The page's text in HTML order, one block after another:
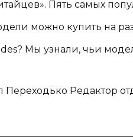
Пять самых
можно купить на
Мы узнали, чьи
Редактор